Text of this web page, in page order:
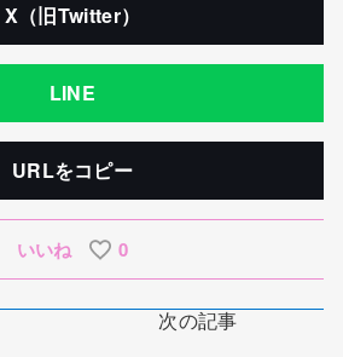
X（旧Twitter）
LINE
URLをコピー
いいね 0
次の記事